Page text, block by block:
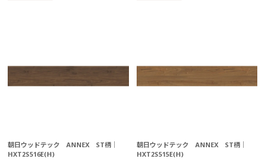
朝日ウッドテック ANNEX ST柄｜
HXT2S516E(H)
朝日ウッドテック ANNEX ST柄｜
HXT2S515E(H)